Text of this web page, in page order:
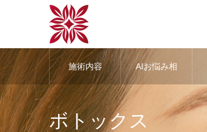
施術内容 AIお悩み相
ボトックス